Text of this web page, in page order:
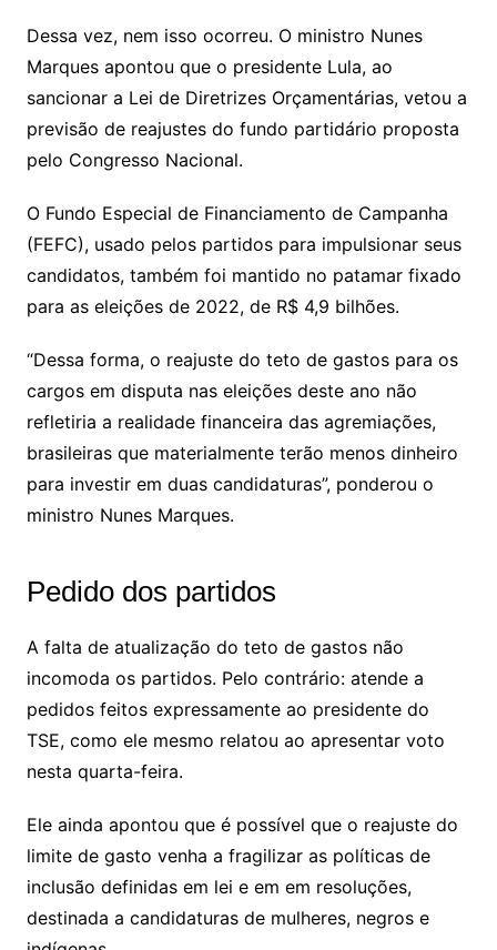
Dessa vez, nem isso ocorreu. O ministro Nunes
Marques apontou que o presidente Lula, ao
sancionar a Lei de Diretrizes Orçamentárias, vetou a
previsão de reajustes do fundo partidário proposta
pelo Congresso Nacional.
O Fundo Especial de Financiamento de Campanha
(FEFC), usado pelos partidos para impulsionar seus
candidatos, também foi mantido no patamar fixado
para as eleições de 2022, de R$ 4,9 bilhões.
“Dessa forma, o reajuste do teto de gastos para os
cargos em disputa nas eleições deste ano não
refletiria a realidade financeira das agremiações,
brasileiras que materialmente terão menos dinheiro
para investir em duas candidaturas”, ponderou o
ministro Nunes Marques.
Pedido dos partidos
A falta de atualização do teto de gastos não
incomoda os partidos. Pelo contrário: atende a
pedidos feitos expressamente ao presidente do
TSE, como ele mesmo relatou ao apresentar voto
nesta quarta-feira.
Ele ainda apontou que é possível que o reajuste do
limite de gasto venha a fragilizar as políticas de
inclusão definidas em lei e em em resoluções,
destinada a candidaturas de mulheres, negros e